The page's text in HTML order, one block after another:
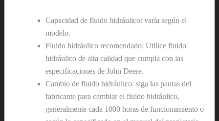
Capacidad de fluido hidráulico: varía según el
modelo.
Fluido hidráulico recomendado: Utilice fluido
hidráulico de alta calidad que cumpla con las
especificaciones de John Deere.
Cambio de fluido hidráulico: siga las pautas del
fabricante para cambiar el fluido hidráulico,
generalmente cada 1000 horas de funcionamiento o